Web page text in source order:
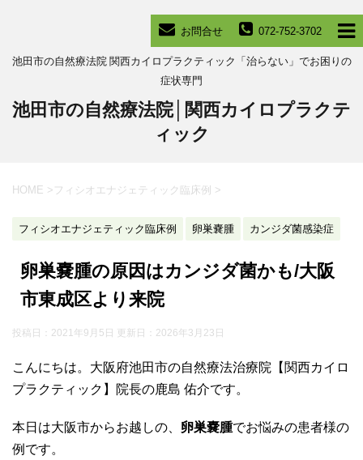
072-752-3702
お問合せ
池田市の自然療法院 関西カイロプラクティック「治らない」でお困りの
症状専門
池田市の自然療法院│関西カイロプラクテ
ィック
HOME > フィシオエナジェティック臨床例 >
フィシオエナジェティック臨床例 卵巣嚢腫 カンジダ菌感染症
卵巣嚢腫の原因はカンジダ菌かも/大阪
市東成区より来院
投稿日：2021年9月5日 更新日： 2026年3月23日
こんにちは。大阪府池田市の自然療法治療院【関西カイロ
プラクティック】院長の鹿島 佑介です。
本日は大阪市からお越しの、 卵巣嚢腫でお悩みの患者様の
例です。